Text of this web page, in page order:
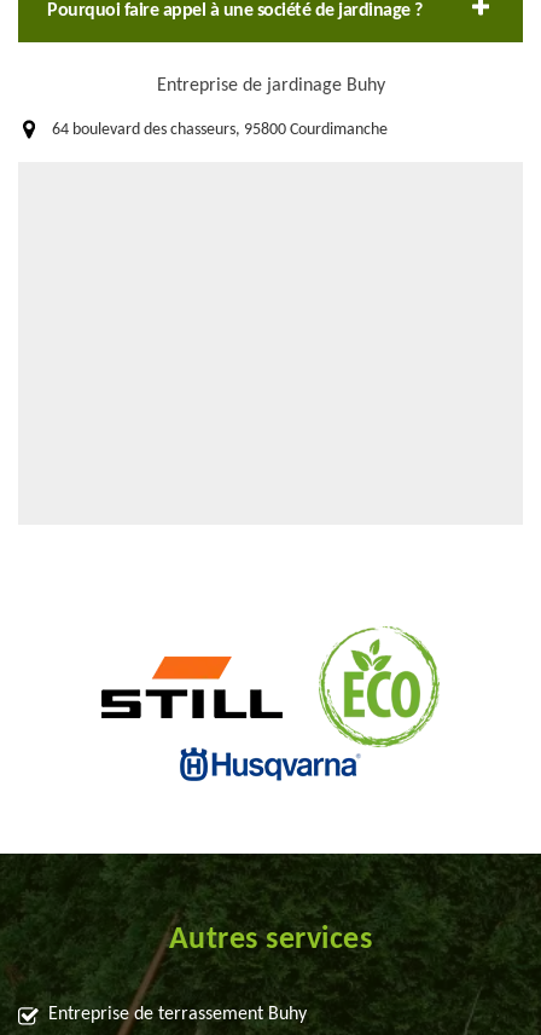
Pourquoi faire appel à une société de jardinage ?
Entreprise de jardinage Buhy
64 boulevard des chasseurs, 95800 Courdimanche
Autres services
Entreprise de terrassement Buhy